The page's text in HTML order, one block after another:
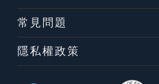
常見問題
隱私權政策